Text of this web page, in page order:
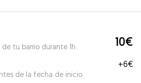
de tu barrio durante 1h 10€
de la fecha de inicio.
+6€